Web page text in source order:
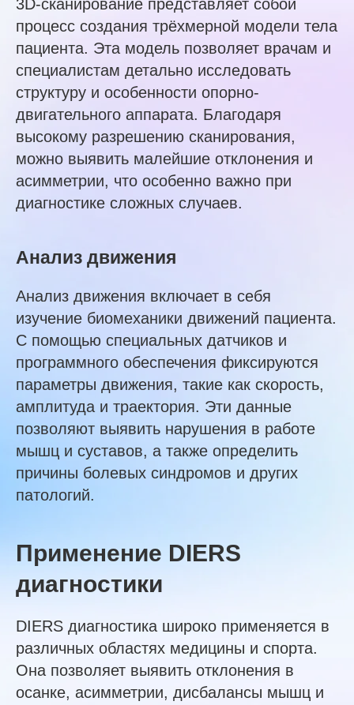
3D-сканирование представляет собой
процесс создания трёхмерной модели тела
пациента. Эта модель позволяет врачам и
специалистам детально исследовать
структуру и особенности опорно-
двигательного аппарата. Благодаря
высокому разрешению сканирования,
можно выявить малейшие отклонения и
асимметрии, что особенно важно при
диагностике сложных случаев.
Анализ движения
Анализ движения включает в себя
изучение биомеханики движений пациента.
С помощью специальных датчиков и
программного обеспечения фиксируются
параметры движения, такие как скорость,
амплитуда и траектория. Эти данные
позволяют выявить нарушения в работе
мышц и суставов, а также определить
причины болевых синдромов и других
патологий.
Применение DIERS
диагностики
DIERS диагностика широко применяется в
различных областях медицины и спорта.
Она позволяет выявить отклонения в
осанке, асимметрии, дисбалансы мышц и